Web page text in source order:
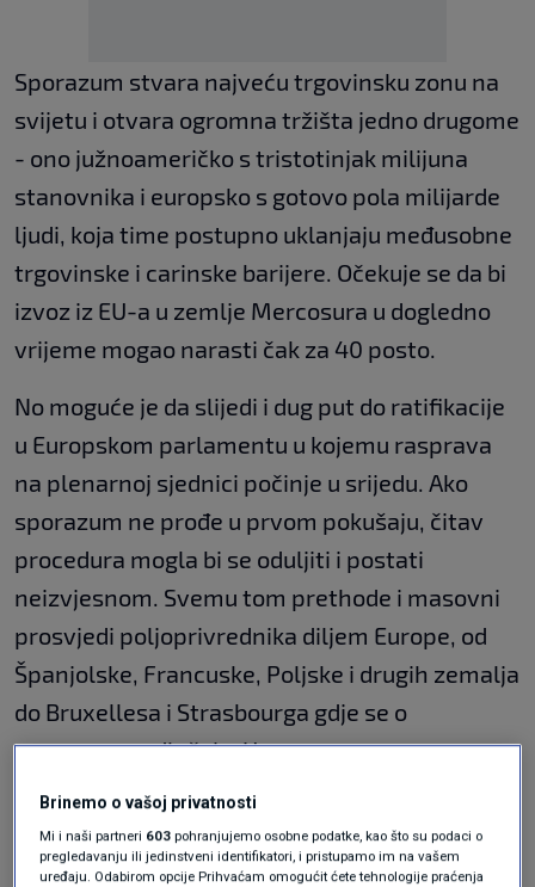
Sporazum stvara najveću trgovinsku zonu na
svijetu i otvara ogromna tržišta jedno drugome
- ono južnoameričko s tristotinjak milijuna
stanovnika i europsko s gotovo pola milijarde
ljudi, koja time postupno uklanjaju međusobne
trgovinske i carinske barijere. Očekuje se da bi
izvoz iz EU-a u zemlje Mercosura u dogledno
vrijeme mogao narasti čak za 40 posto.
No moguće je da slijedi i dug put do ratifikacije
u Europskom parlamentu u kojemu rasprava
na plenarnoj sjednici počinje u srijedu. Ako
sporazum ne prođe u prvom pokušaju, čitav
procedura mogla bi se oduljiti i postati
neizvjesnom. Svemu tom prethode i masovni
prosvjedi poljoprivrednika diljem Europe, od
Španjolske, Francuske, Poljske i drugih zemalja
do Bruxellesa i Strasbourga gdje se o
sporazumu odlučuje. Upravo se
poljoprivrednici osjećaju najugroženijima ovim
sporazumom zbog očekivanog velikog priljeva
konkurentskih poljoprivrednih i prehrambenih
Brinemo o vašoj privatnosti
Mi i naši partneri 603 pohranjujemo osobne podatke, kao što su podaci o
pregledavanju ili jedinstveni identifikatori, i pristupamo im na vašem
uređaju. Odabirom opcije Prihvaćam omogućit ćete tehnologije praćenja